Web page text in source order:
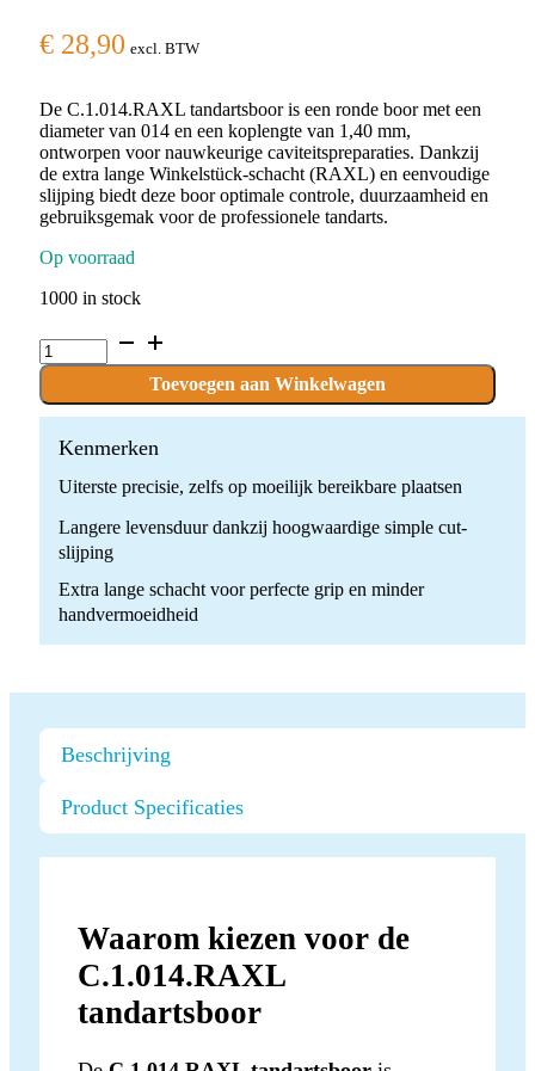
€ 28,90 excl. BTW
De C.1.014.RAXL tandartsboor is een ronde boor met een
diameter van 014 en een koplengte van 1,40 mm,
ontworpen voor nauwkeurige caviteitspreparaties. Dankzij
de extra lange Winkelstück-schacht (RAXL) en eenvoudige
slijping biedt deze boor optimale controle, duurzaamheid en
gebruiksgemak voor de professionele tandarts.
Op voorraad
1000 in stock
C.1.014.RAXL
x
Boren
quantity
Toevoegen aan Winkelwagen
Kenmerken
Uiterste precisie, zelfs op moeilijk bereikbare plaatsen
Langere levensduur dankzij hoogwaardige simple cut-
slijping
Extra lange schacht voor perfecte grip en minder
handvermoeidheid
Beschrijving
Product Specificaties
Waarom kiezen voor de
C.1.014.RAXL
tandartsboor